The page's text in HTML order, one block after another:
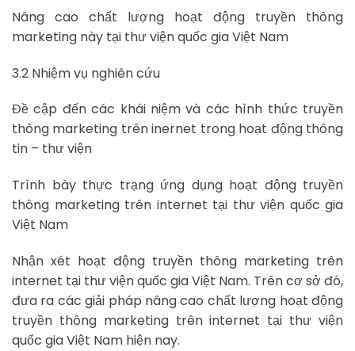
Nâng cao chất lượng hoạt động truyền thông
marketing này tại thư viện quốc gia Việt Nam
3.2 Nhiệm vụ nghiên cứu
Đề cập đến các khái niệm và các hình thức truyền
thông marketing trên inernet trong hoạt động thông
tin – thư viện
Trình bày thực trạng ứng dụng hoạt động truyền
thông marketing trên internet tại thư viện quốc gia
Việt Nam
Nhận xét hoạt động truyền thông marketing trên
internet tại thư viện quốc gia Việt Nam. Trên cơ sở đó,
đưa ra các giải pháp nâng cao chất lượng hoạt động
truyền thông marketing trên internet tại thư viện
quốc gia Việt Nam hiện nay.